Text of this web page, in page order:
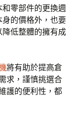
和零部件的更換週
身的價格外，也要
低整體的擁有成
將有助於提高倉
求，謹慎挑選合
護的便利性，都